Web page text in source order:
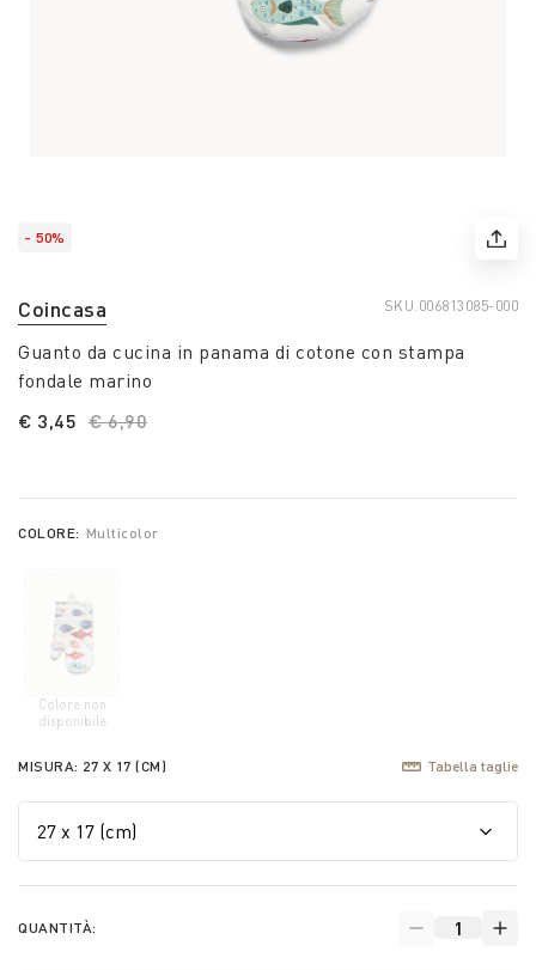
- 50%
Coincasa SKU. 006813085-000
Guanto da cucina in panama di cotone con stampa
fondale marino
Price reduced from
€ 6,90
€ 3,45
COLORE: Multicolor
Colore non
disponibile
selected
MISURA: 27 X 17 (CM) Tabella taglie
QUANTITÀ: